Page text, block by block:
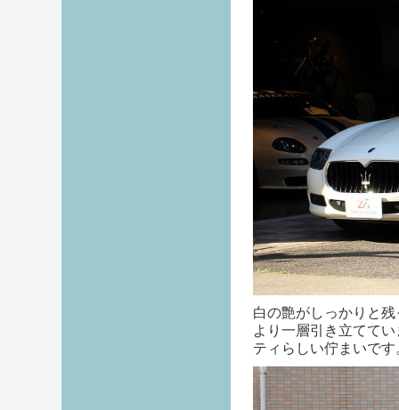
白の艶がしっかりと
より一層引き立てて
ティらしい佇まいです